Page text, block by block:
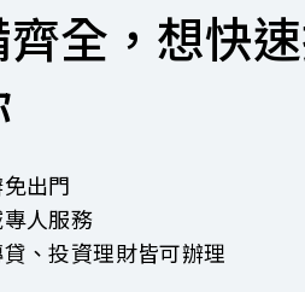
全，想快
出門
人服務
、投資理財皆可辦理